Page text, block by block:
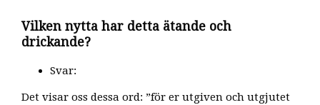
Vilken nytta har detta ätande och
drickande?
Svar:
Det visar oss dessa ord: ”för er utgiven och utgjutet